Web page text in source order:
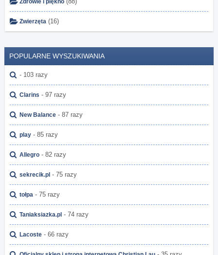
Zdrowie i piękno
Zwierzęta (16)
POPULARNE WYSZUKIWANIA
- 103 razy
Clarins - 97 razy
New Balance - 87 razy
play - 85 razy
Allegro - 82 razy
sekrecik.pl - 75 razy
tołpa - 75 razy
Taniaksiazka.pl - 74 razy
Lacoste - 66 razy